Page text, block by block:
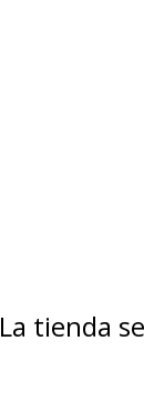
La tienda